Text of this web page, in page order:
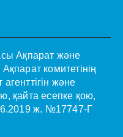
Ақпарат және
комитетінің
және
қайта есепке қою,
ж. №17747-Г